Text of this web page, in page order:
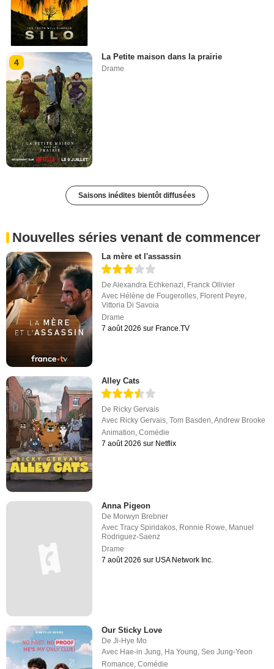
4
La Petite maison dans la prairie
Drame
Saisons inédites bientôt diffusées
Nouvelles séries venant de commencer
La mère et l'assassin
DeAlexandra Echkenazi, Franck Ollivier
Avec Hélène de Fougerolles, Florent Peyre,
Vittoria Di Savoia
Drame
7 août 2026 sur France.TV
Alley Cats
De Ricky Gervais
Avec Ricky Gervais,Tom Basden,Andrew Brooke
Animation,Comédie
7 août 2026 sur Netflix
Anna Pigeon
De Morwyn Brebner
AvecTracy Spiridakos Ronnie Rowe Manuel
Rodriguez-Saenz
Drame
7 août 2026 sur USA Network Inc.
Our Sticky Love
DeJi-Hye Mo
Avec Hae-in Jung, Ha Young,Seo Jung-Yeon
Romance,Comédie